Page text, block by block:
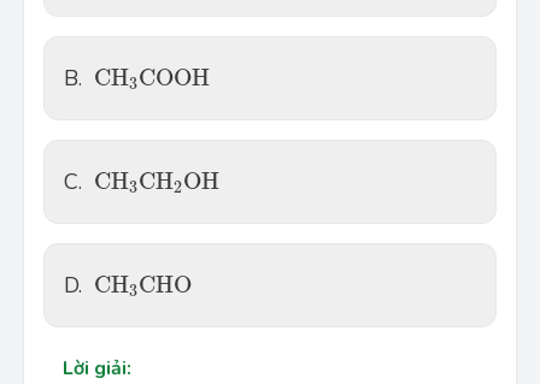
B. CH3COOH
CH3COOH
C. CH3CH2OH
CH3CH 2OH
D. CH3CHO
CH3CHO
Lời giải: